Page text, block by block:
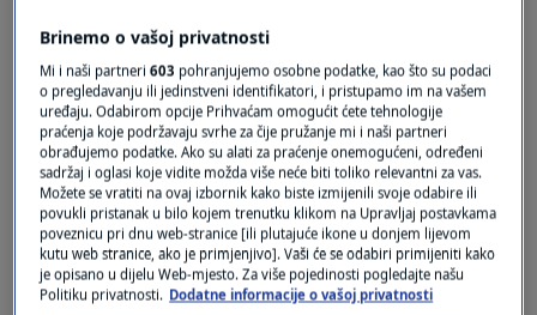
Oglas
Brinemo o vašoj privatnosti
Mi i naši partneri603 pohranjujemo osobne podatke, kao što su podaci
o pregledavanju ili jedinstveni identifikatori, i pristupamo im na vašem
uređaju. Odabirom opcije Prihvaćam omogućit ćete tehnologije
praćenja koje podržavaju svrhe za čije pružanje mi i naši partneri
obrađujemo podatke. Ako su alati za praćenje onemogućeni, određeni
sadržaj i oglasi koje vidite možda više neće biti toliko relevantni za vas.
Možete se vratiti na ovaj izbornik kako biste izmijenili svoje odabire ili
povukli pristanak u bilo kojem trenutku klikom na Upravljaj postavkama
poveznicu pri dnu web-stranice [ili plutajuće ikone u donjem lijevom
kutu web stranice, ako je primjenjivo]. Vaši će se odabiri primijeniti kako
je opisano u dijelu Web-mjesto. Za više pojedinosti pogledajte našu
Politiku privatnosti. Dodatne informacije o vašoj privatnosti